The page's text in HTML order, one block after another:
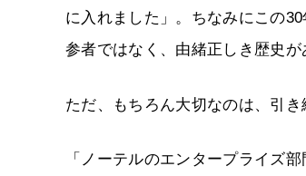
に入れました」。ちなみにこの
参者ではなく、由緒正しき歴史が
ただ、もちろん大切なのは、引
「ノーテルのエンタープライズ